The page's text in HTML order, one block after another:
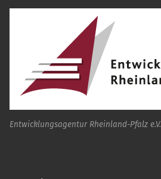
Entwicklungsagentur Rheinland-Pfalz e.V.